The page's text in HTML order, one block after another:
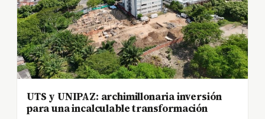
UTS y UNIPAZ: archimillonaria inversión
para una incalculable transformación